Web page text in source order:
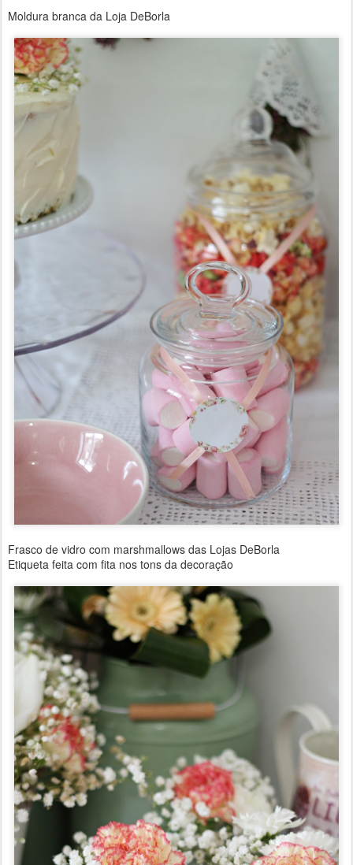
Moldura branca da Loja DeBorla
Frasco de vidro com marshmallows das Lojas DeBorla
Etiqueta feita com fita nos tons da decoração